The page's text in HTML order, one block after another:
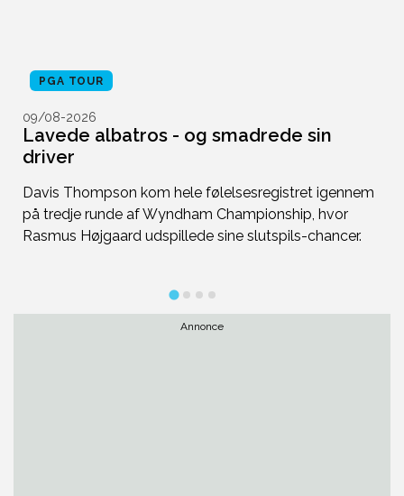
PGA TOUR
09/08-2026
Lavede albatros - og smadrede sin
driver
Davis Thompson kom hele følelsesregistret igennem
på tredje runde af Wyndham Championship, hvor
Rasmus Højgaard udspillede sine slutspils-chancer.
Annonce